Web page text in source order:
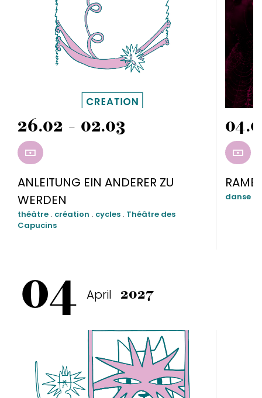
26.02 - 02.03
RÉSERVER
ANLEITUNG EIN ANDERER ZU
WERDEN
théâtre . création . cycles . Théâtre des
Capucins
danse
04 April 2027